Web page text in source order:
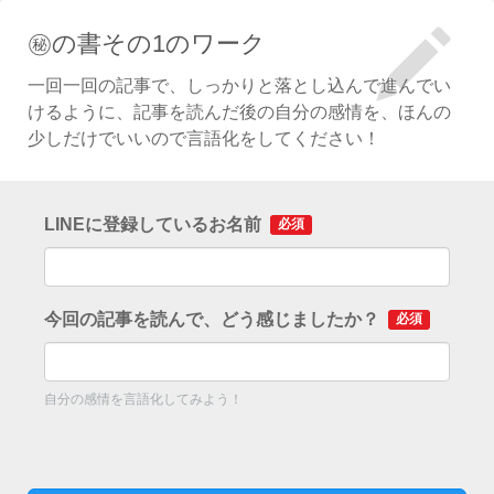
㊙︎の書その1のワーク
一回一回の記事で、しっかりと落とし込んで進んでい
けるように、記事を読んだ後の自分の感情を、ほんの
少しだけでいいので言語化をしてください！
LINEに登録しているお名前 必須
今回の記事を読んで、どう感じましたか？ 必須
自分の感情を言語化してみよう！